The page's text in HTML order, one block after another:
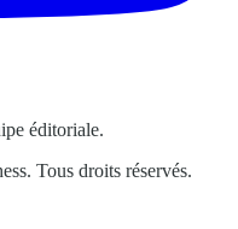
éditoriale.
Tous droits réservés.